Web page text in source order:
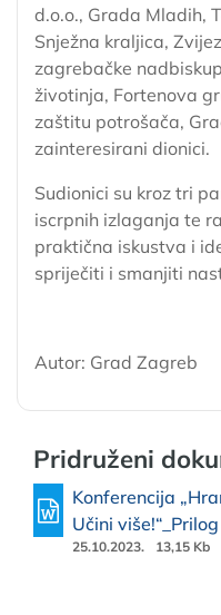
d.o.o., Grada Mladih,
Snježna kraljica,
zagrebačke
životinja, Fortenova
zaštitu potrošača,
zainteresirani dionici.
Sudionici su kroz tri
iscrpnih izlaganja te
praktična iskustva i
spriječiti i smanjiti
Autor: Grad Zagreb
Pridruženi
Konferencija
Učini
25.10.2023. 13,15 Kb